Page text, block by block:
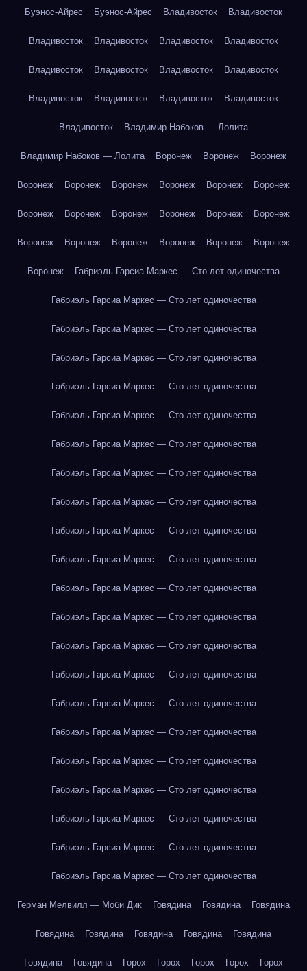
Буэнос-Айрес Буэнос-Айрес Владивосток Владивосток
Владивосток Владивосток Владивосток Владивосток
Владивосток Владивосток Владивосток Владивосток
Владивосток Владивосток Владивосток Владивосток
Владивосток Владимир Набоков — Лолита
Владимир Набоков — Лолита Воронеж Воронеж Воронеж
Воронеж Воронеж Воронеж Воронеж Воронеж Воронеж
Воронеж Воронеж Воронеж Воронеж Воронеж Воронеж
Воронеж Воронеж Воронеж Воронеж Воронеж Воронеж
Воронеж Габриэль Гарсиа Маркес — Сто лет одиночества
Габриэль Гарсиа Маркес — Сто лет одиночества
Габриэль Гарсиа Маркес — Сто лет одиночества
Габриэль Гарсиа Маркес — Сто лет одиночества
Габриэль Гарсиа Маркес — Сто лет одиночества
Габриэль Гарсиа Маркес — Сто лет одиночества
Габриэль Гарсиа Маркес — Сто лет одиночества
Габриэль Гарсиа Маркес — Сто лет одиночества
Габриэль Гарсиа Маркес — Сто лет одиночества
Габриэль Гарсиа Маркес — Сто лет одиночества
Габриэль Гарсиа Маркес — Сто лет одиночества
Габриэль Гарсиа Маркес — Сто лет одиночества
Габриэль Гарсиа Маркес — Сто лет одиночества
Габриэль Гарсиа Маркес — Сто лет одиночества
Габриэль Гарсиа Маркес — Сто лет одиночества
Габриэль Гарсиа Маркес — Сто лет одиночества
Габриэль Гарсиа Маркес — Сто лет одиночества
Габриэль Гарсиа Маркес — Сто лет одиночества
Габриэль Гарсиа Маркес — Сто лет одиночества
Габриэль Гарсиа Маркес — Сто лет одиночества
Габриэль Гарсиа Маркес — Сто лет одиночества
Габриэль Гарсиа Маркес — Сто лет одиночества
Герман Мелвилл — Моби Дик Говядина Говядина Говядина
Говядина Говядина Говядина Говядина Говядина
Говядина Говядина Горох Горох Горох Горох Горох